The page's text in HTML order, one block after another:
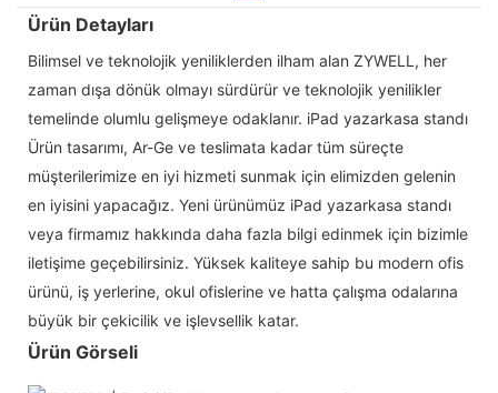
Ürün Detayları
Bilimsel ve teknolojik yeniliklerden ilham alan ZYWELL, her
zaman dışa dönük olmayı sürdürür ve teknolojik yenilikler
temelinde olumlu gelişmeye odaklanır. iPad yazarkasa standı
Ürün tasarımı, Ar-Ge ve teslimata kadar tüm süreçte
müşterilerimize en iyi hizmeti sunmak için elimizden gelenin
en iyisini yapacağız. Yeni ürünümüz iPad yazarkasa standı
veya firmamız hakkında daha fazla bilgi edinmek için bizimle
iletişime geçebilirsiniz. Yüksek kaliteye sahip bu modern ofis
ürünü, iş yerlerine, okul ofislerine ve hatta çalışma odalarına
büyük bir çekicilik ve işlevsellik katar.
Ürün Görseli